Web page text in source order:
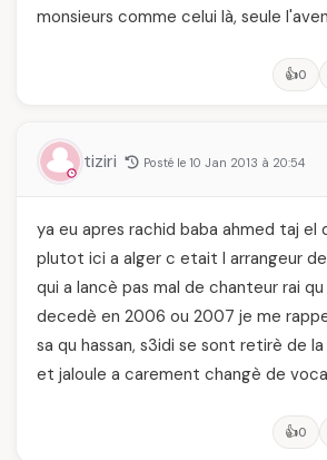
monsieurs comme celui là, seule
👍0
tiziri Posté le 10 Jan 2013 à 20:54
ya eu apres rachid baba ahmed taj el
plutot ici a alger c etait l arrangeur
qui a lancè pas mal de chanteur rai
decedè en 2006 ou 2007 je me
sa qu hassan, s3idi se sont retirè de
et jaloule a carement changè de
👍0